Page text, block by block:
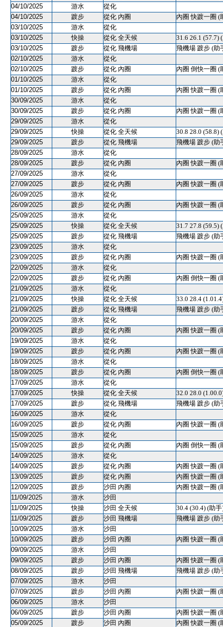
04/10/2025
游水
從化
04/10/2025
踱步 從化 內圈
內圈 快踱一圈 (
03/10/2025
游水
從化
03/10/2025
快操 從化 全天候
31.6 26.1 (57.7)
03/10/2025
踱步 從化 飛機場
飛機場 踱步 (助
02/10/2025
游水
從化
02/10/2025
踱步 從化 內圈
內圈 倒快一圈 (
01/10/2025
游水
從化
01/10/2025
踱步 從化 內圈
內圈 快踱一圈 (
30/09/2025
游水
從化
30/09/2025
踱步 從化 內圈
內圈 快踱一圈 (
29/09/2025
游水
從化
29/09/2025
快操 從化 全天候
30.8 28.0 (58.8)
29/09/2025
踱步 從化 飛機場
飛機場 踱步 (助
28/09/2025
游水
從化
28/09/2025
踱步 從化 內圈
內圈 快踱一圈 (
27/09/2025
游水
從化
27/09/2025
踱步 從化 內圈
內圈 快踱一圈 (
26/09/2025
游水
從化
26/09/2025
踱步 從化 內圈
內圈 快踱一圈 (
25/09/2025
游水
從化
25/09/2025
快操 從化 全天候
31.7 27.8 (59.5)
25/09/2025
踱步 從化 飛機場
飛機場 踱步 (助
23/09/2025
游水
從化
23/09/2025
踱步 從化 內圈
內圈 快踱一圈 (
22/09/2025
游水
從化
22/09/2025
踱步 從化 內圈
內圈 倒快一圈 (
21/09/2025
游水
從化
21/09/2025
快操 從化 全天候
33.0 28.4
21/09/2025
踱步 從化 飛機場
飛機場 踱步 (助
20/09/2025
游水
從化
20/09/2025
踱步 從化 內圈
內圈 快踱一圈 (
19/09/2025
游水
從化
19/09/2025
踱步 從化 內圈
內圈 快踱一圈 (
18/09/2025
游水
從化
18/09/2025
踱步 從化 內圈
內圈 倒快一圈 (
17/09/2025
游水
從化
17/09/2025
快操 從化 全天候
32.0 28.0
17/09/2025
踱步 從化 飛機場
飛機場 踱步 (助
16/09/2025
游水
從化
16/09/2025
踱步 從化 內圈
內圈 快踱一圈 (
15/09/2025
游水
從化
15/09/2025
踱步 從化 內圈
內圈 倒快一圈 (
14/09/2025
游水
從化
14/09/2025
踱步 從化 內圈
內圈 快踱一圈 (
13/09/2025
踱步 從化 內圈
內圈 快踱一圈 (
12/09/2025
踱步 沙田 內圈
內圈 快踱一圈 (
11/09/2025
游水
沙田
11/09/2025
快操 沙田 全天候
30.4 (30.4) (助手
11/09/2025
踱步 沙田 飛機場
飛機場 踱步 (助
10/09/2025
游水
沙田
10/09/2025
踱步 沙田 內圈
內圈 快踱一圈 (
09/09/2025
游水
沙田
09/09/2025
踱步 沙田 內圈
內圈 快踱一圈 (
08/09/2025
踱步 沙田 飛機場
飛機場 踱步 (助
07/09/2025
游水
沙田
07/09/2025
踱步 沙田 內圈
內圈 快踱一圈 (
06/09/2025
游水
沙田
06/09/2025
踱步 沙田 內圈
內圈 快踱一圈 (
05/09/2025
踱步 沙田 內圈
內圈 快踱一圈 (